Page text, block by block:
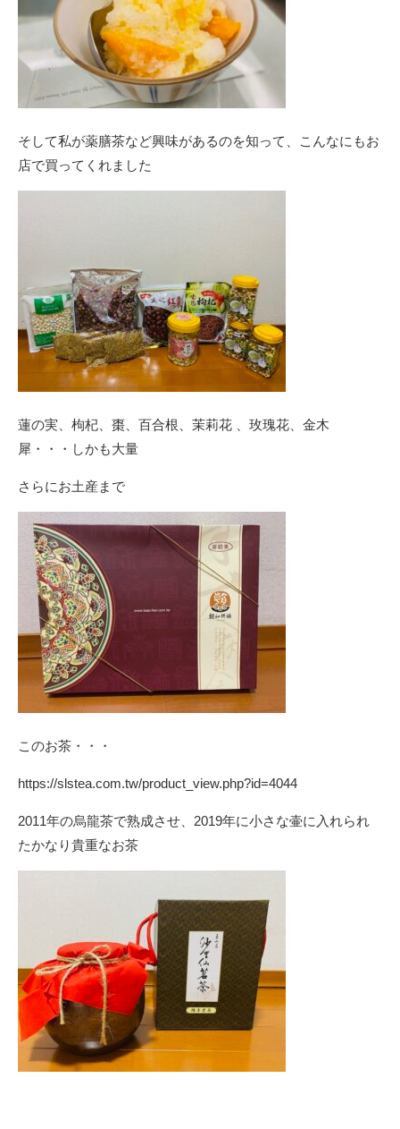
そして私が薬膳茶など興味があるのを知って、こんなにもお
店で買ってくれました
蓮の実、枸杞、棗、百合根、茉莉花 、玫瑰花、金木
犀・・・しかも大量
さらにお土産まで
このお茶・・・
https://slstea.com.tw/product_view.php?id=4044
2011年の烏龍茶で熟成させ、2019年に小さな壷に入れられ
たかなり貴重なお茶